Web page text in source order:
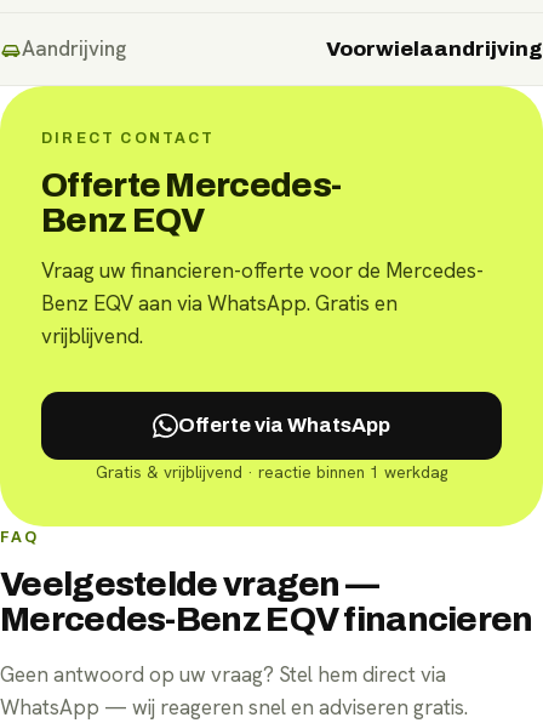
Aandrijving Voorwielaandrijving
DIRECT CONTACT
Offerte Mercedes-
Benz EQV
Vraag uw financieren-offerte voor de Mercedes-
Benz EQV aan via WhatsApp. Gratis en
vrijblijvend.
Offerte via WhatsApp
Gratis & vrijblijvend · reactie binnen 1 werkdag
FAQ
Veelgestelde vragen —
Mercedes-Benz EQV financieren
Geen antwoord op uw vraag? Stel hem direct via
WhatsApp — wij reageren snel en adviseren gratis.